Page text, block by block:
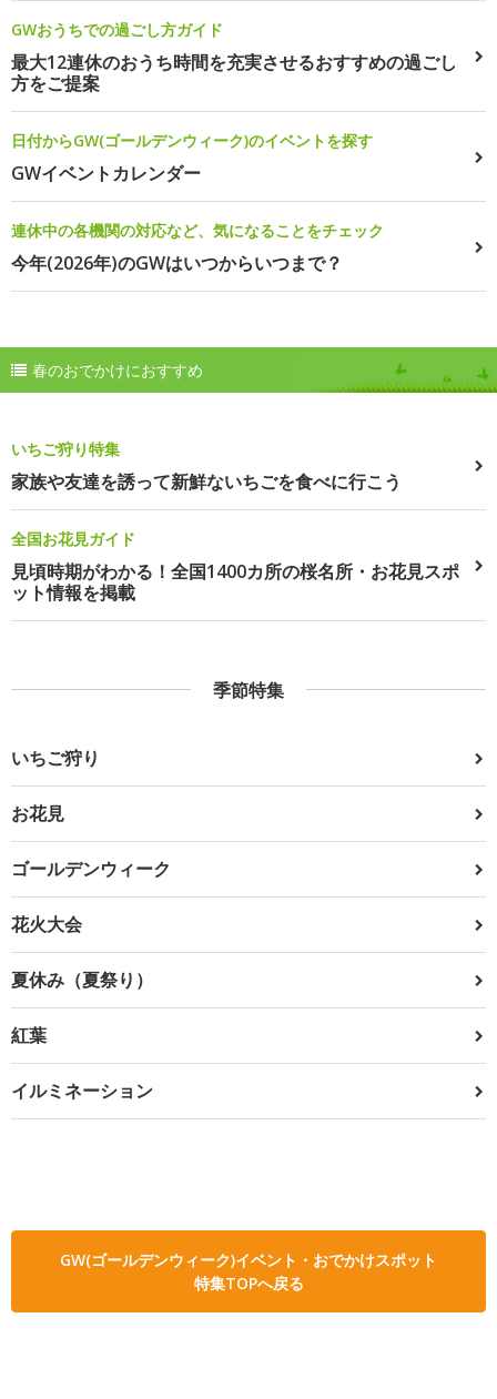
GWおうちでの過ごし方ガイド
最大12連休のおうち時間を充実させるおすすめの過ごし
方をご提案
日付からGW(ゴールデンウィーク)のイベントを探す
GWイベントカレンダー
連休中の各機関の対応など、気になることをチェック
今年(2026年)のGWはいつからいつまで？
春のおでかけにおすすめ
いちご狩り特集
家族や友達を誘って新鮮ないちごを食べに行こう
全国お花見ガイド
見頃時期がわかる！全国1400カ所の桜名所・お花見スポ
ット情報を掲載
季節特集
いちご狩り
お花見
ゴールデンウィーク
花火大会
夏休み（夏祭り）
紅葉
イルミネーション
GW(ゴールデンウィーク)イベント・おでかけスポット
特集TOPへ戻る